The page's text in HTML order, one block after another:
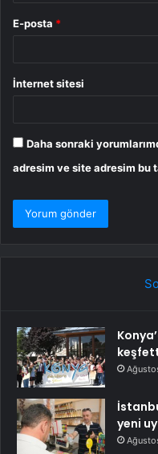
E-posta *
İnternet sitesi
Daha sonraki
adresim ve site adresim bu
yeni